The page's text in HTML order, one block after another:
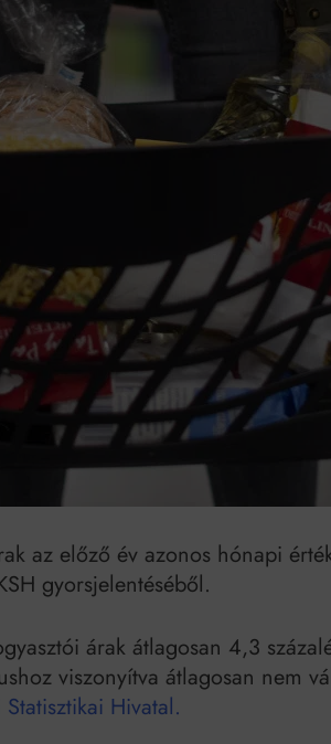
Karinthy
Az ördög még
Mindenki a
Bitumenes lapostetők: a
az előző év azonos hónapi
gyorsjelentéséből.
árak átlagosan 4,3
viszonyítva átlagosan nem
Statisztikai Hivatal.